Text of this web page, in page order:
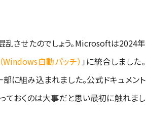
させたのでしょう。Microsoftは2024年
自動パッチ） 」に統合しました。
に組み込まれました。公式ドキュメント
ておくのは大事だと思い最初に触れまし